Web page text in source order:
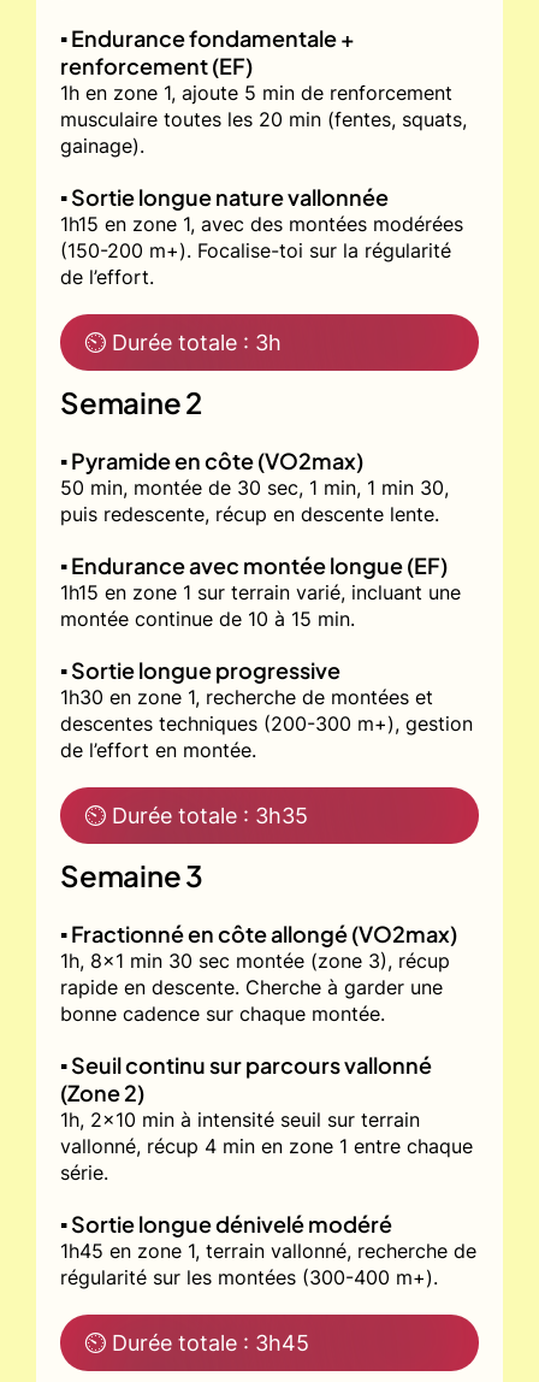
▪️ Endurance fondamentale +
renforcement (EF)
1h en zone 1, ajoute 5 min de renforcement
musculaire toutes les 20 min (fentes, squats,
gainage).
▪️ Sortie longue nature vallonnée
1h15 en zone 1, avec des montées modérées
(150-200 m+). Focalise-toi sur la régularité
de l’effort.
⏲ Durée totale : 3h
Semaine 2
▪️ Pyramide en côte (VO2max)
50 min, montée de 30 sec, 1 min, 1 min 30,
puis redescente, récup en descente lente.
▪️ Endurance avec montée longue (EF)
1h15 en zone 1 sur terrain varié, incluant une
montée continue de 10 à 15 min.
▪️ Sortie longue progressive
1h30 en zone 1, recherche de montées et
descentes techniques (200-300 m+), gestion
de l’effort en montée.
⏲ Durée totale : 3h35
Semaine 3
▪️ Fractionné en côte allongé (VO2max)
1h, 8x1 min 30 sec montée (zone 3), récup
rapide en descente. Cherche à garder une
bonne cadence sur chaque montée.
▪️ Seuil continu sur parcours vallonné
(Zone 2)
1h, 2x10 min à intensité seuil sur terrain
vallonné, récup 4 min en zone 1 entre chaque
série.
▪️ Sortie longue dénivelé modéré
1h45 en zone 1, terrain vallonné, recherche de
régularité sur les montées (300-400 m+).
⏲ Durée totale : 3h45